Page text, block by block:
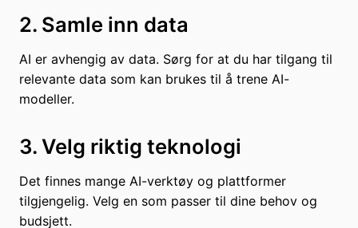
2. Samle inn data
AI er avhengig av data. Sørg for at du har tilgang til
relevante data som kan brukes til å trene AI-
modeller.
3. Velg riktig teknologi
Det finnes mange AI-verktøy og plattformer
tilgjengelig. Velg en som passer til dine behov og
budsjett.